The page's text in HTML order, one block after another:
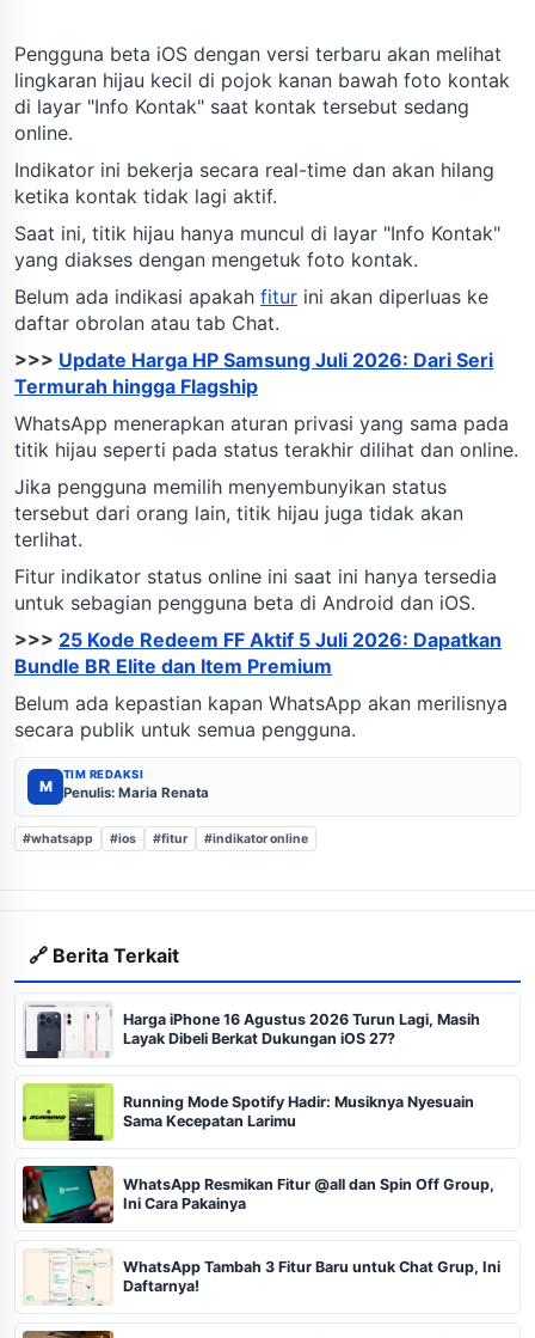
Pengguna beta iOS dengan versi terbaru akan melihat
lingkaran hijau kecil di pojok kanan bawah foto kontak
di layar "Info Kontak" saat kontak tersebut sedang
online.
Indikator ini bekerja secara real-time dan akan hilang
ketika kontak tidak lagi aktif.
Saat ini, titik hijau hanya muncul di layar "Info Kontak"
yang diakses dengan mengetuk foto kontak.
Belum ada indikasi apakah fitur ini akan diperluas ke
daftar obrolan atau tab Chat.
>>> Update Harga HP Samsung Juli 2026: Dari Seri
Termurah hingga Flagship
WhatsApp menerapkan aturan privasi yang sama pada
titik hijau seperti pada status terakhir dilihat dan online.
Jika pengguna memilih menyembunyikan status
tersebut dari orang lain, titik hijau juga tidak akan
terlihat.
Fitur indikator status online ini saat ini hanya tersedia
untuk sebagian pengguna beta di Android dan iOS.
>>> 25 Kode Redeem FF Aktif 5 Juli 2026: Dapatkan
Bundle BR Elite dan Item Premium
Belum ada kepastian kapan WhatsApp akan merilisnya
secara publik untuk semua pengguna.
M
TIM REDAKSI
Penulis: Maria Renata
#whatsapp #ios #fitur #indikator online
🔗 Berita Terkait
Harga iPhone 16 Agustus 2026 Turun Lagi, Masih
Layak Dibeli Berkat Dukungan iOS 27?
Running Mode Spotify Hadir: Musiknya Nyesuain
Sama Kecepatan Larimu
WhatsApp Resmikan Fitur @all dan Spin Off Group,
Ini Cara Pakainya
WhatsApp Tambah 3 Fitur Baru untuk Chat Grup, Ini
Daftarnya!